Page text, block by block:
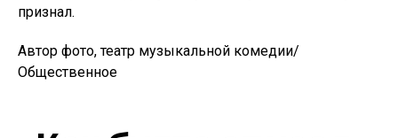
признал.
Автор фото, театр музыкальной комедии/
Общественное